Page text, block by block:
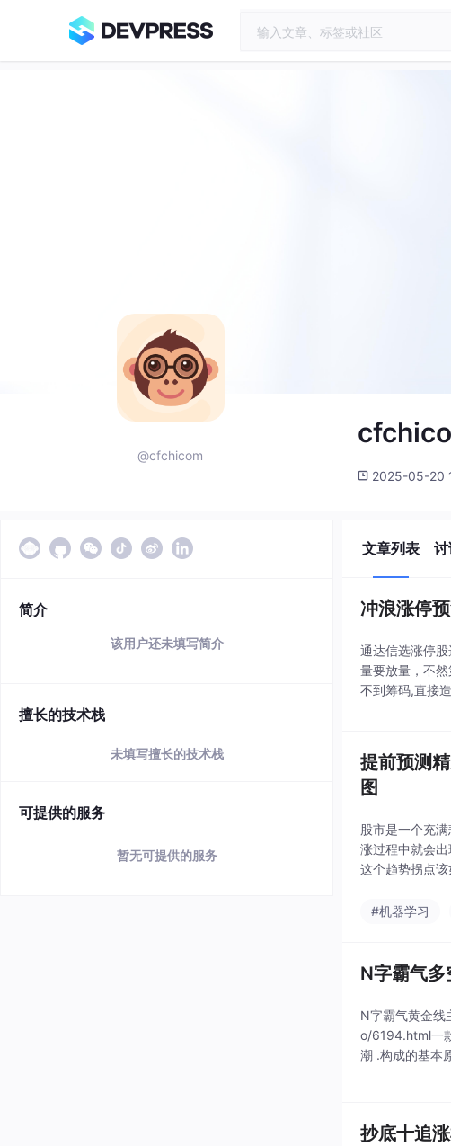
@cfchicom
2025-05-20
简介
该用户还未填写简介
擅长的技术栈
未填写擅长的技术栈
可提供的服务
暂无可提供的服务
文章列表
冲浪涨停
通达信选涨停
量要放量，不
不到筹码,直接
提前预测
图
股市是一个充
涨过程中就会
这个趋势拐点
持股，当出现
#机器学习
N字霸气
N字霸气黄金
o/6194.html一
潮 .构成的基本
抄底十追